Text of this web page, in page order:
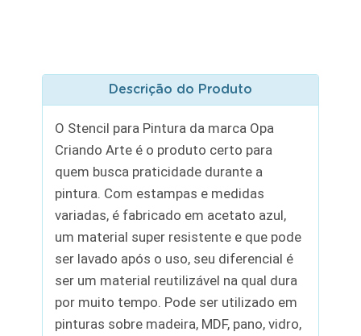
Descrição do Produto
O Stencil para Pintura da marca Opa
Criando Arte é o produto certo para
quem busca praticidade durante a
pintura. Com estampas e medidas
variadas, é fabricado em acetato azul,
um material super resistente e que pode
ser lavado após o uso, seu diferencial é
ser um material reutilizável na qual dura
por muito tempo. Pode ser utilizado em
pinturas sobre madeira, MDF, pano, vidro,